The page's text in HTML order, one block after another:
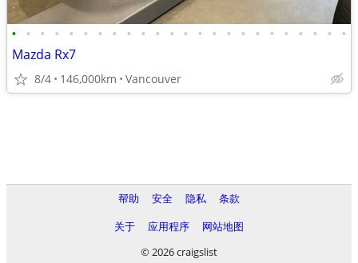
• • • • • • • • • • • • • • • • • • • • • • • •
Mazda Rx7
8/4 146,000km Vancouver
帮助 安全 隐私
条款
关于
应用程序
网站地图
© 2026 craigslist